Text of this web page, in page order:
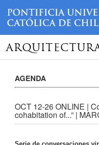
AGENDA
OCT 12-26 ONLINE |
cohabitation of...” |